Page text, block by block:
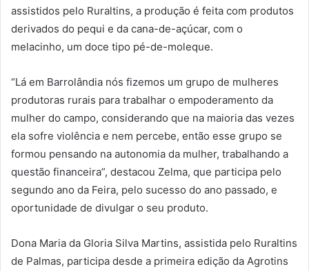
assistidos pelo Ruraltins, a produção é feita com produtos
derivados do pequi e da cana-de-açúcar, com o
melacinho, um doce tipo pé-de-moleque.
“Lá em Barrolândia nós fizemos um grupo de mulheres
produtoras rurais para trabalhar o empoderamento da
mulher do campo, considerando que na maioria das vezes
ela sofre violência e nem percebe, então esse grupo se
formou pensando na autonomia da mulher, trabalhando a
questão financeira”, destacou Zelma, que participa pelo
segundo ano da Feira, pelo sucesso do ano passado, e
oportunidade de divulgar o seu produto.
Dona Maria da Gloria Silva Martins, assistida pelo Ruraltins
de Palmas, participa desde a primeira edição da Agrotins